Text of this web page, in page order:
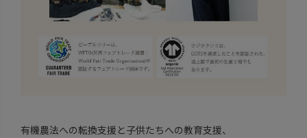
有機農法への転換支援と子供たちへの教育支援、